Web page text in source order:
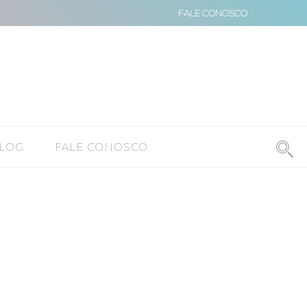
FALE CONOSCO
FALE CONOSCO